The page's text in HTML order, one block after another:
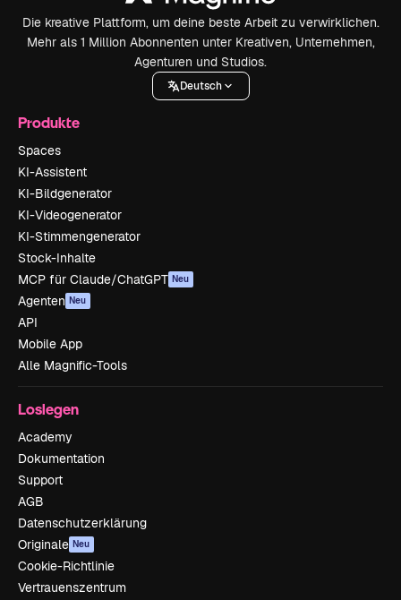
Die kreative Plattform, um deine beste Arbeit zu verwirklichen.
Mehr als 1 Million Abonnenten unter Kreativen, Unternehmen,
Agenturen und Studios.
Deutsch
Produkte
Spaces
KI-Assistent
KI-Bildgenerator
KI-Videogenerator
KI-Stimmengenerator
Stock-Inhalte
MCP für Claude/ChatGPT Neu
Agenten Neu
API
Mobile App
Alle Magnific-Tools
Loslegen
Academy
Dokumentation
Support
AGB
Datenschutzerklärung
Originale Neu
Cookie-Richtlinie
Vertrauenszentrum